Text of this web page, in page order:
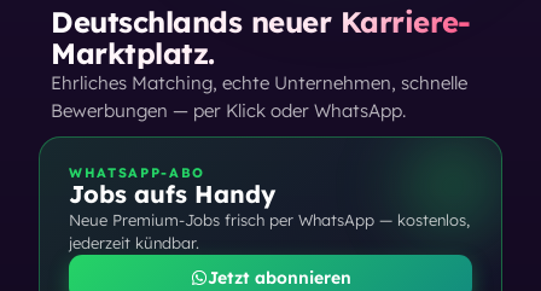
Deutschlands neuer Karriere-
Marktplatz.
Ehrliches Matching, echte Unternehmen, schnelle
Bewerbungen — per Klick oder WhatsApp.
WHATSAPP-ABO
Jobs aufs Handy
Neue Premium-Jobs frisch per WhatsApp — kostenlos,
jederzeit kündbar.
Jetzt abonnieren